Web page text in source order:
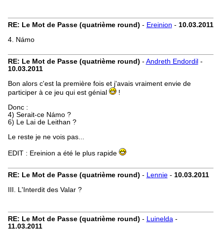
RE: Le Mot de Passe (quatrième round) - Ereinion - 10.03.2011
4. Námo
RE: Le Mot de Passe (quatrième round) - Andreth Endordil -
10.03.2011
Bon alors c'est la première fois et j'avais vraiment envie de
participer à ce jeu qui est génial
!
Donc :
4) Serait-ce Námo ?
6) Le Lai de Leithan ?
Le reste je ne vois pas...
EDIT : Ereinion a été le plus rapide
RE: Le Mot de Passe (quatrième round) - Lennie- 10.03.2011
III. L'Interdit des Valar ?
RE: Le Mot de Passe (quatrième round) - Luinelda-
11.03.2011